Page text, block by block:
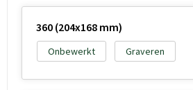
360 (204x168 mm)
Onbewerkt Graveren